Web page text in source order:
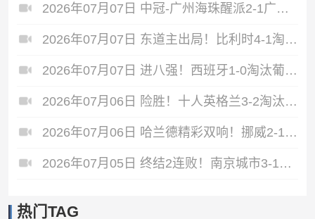
2026年07月07日 中冠-广州海珠醒派2-1广东吴川青年 黎宇扬梅开二度
2026年07月07日 东道主出局！比利时4-1淘汰美国 CDK2射1传 巴洛贡补时被换下
2026年07月07日 进八强！西班牙1-0淘汰葡萄牙 梅里诺91分钟绝杀41岁C罗最后一舞
2026年07月06日 险胜！十人英格兰3-2淘汰墨西哥 贝林双响凯恩点射+送点宽萨直红
2026年07月06日 哈兰德精彩双响！挪威2-1淘汰五星巴西 内马尔点射吉马良斯失点
2026年07月05日 终结2连败！南京城市3-1佛山南狮 恩戈姆建功朱启文双响
热门TAG